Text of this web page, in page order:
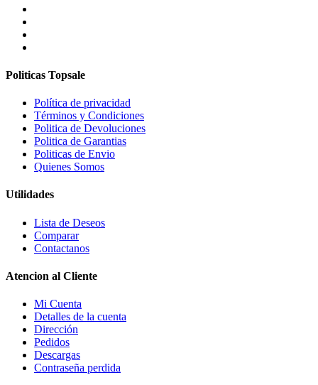
Politicas Topsale
Política de privacidad
Términos y Condiciones
Politica de Devoluciones
Politica de Garantias
Politicas de Envio
Quienes Somos
Utilidades
Lista de Deseos
Comparar
Contactanos
Atencion al Cliente
Mi Cuenta
Detalles de la cuenta
Dirección
Pedidos
Descargas
Contraseña perdida